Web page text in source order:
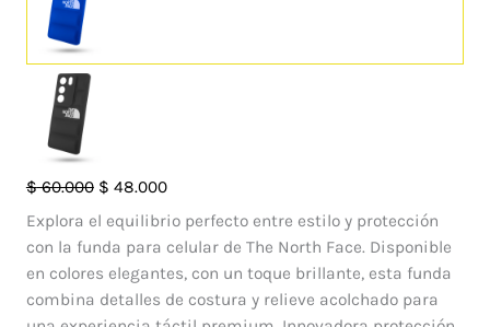
$60.000 El
precio
original
era:
$ 60.000.
$ 48.000El
precio
actual
$ 48.000.
Explora el equilibrio perfecto entre estilo y protección
con la funda para celular de The North Face. Disponible
en colores elegantes, con un toque brillante, esta funda
combina detalles de costura y relieve acolchado para
Case
Pillow
TNF
Vivo
V29
cantidad